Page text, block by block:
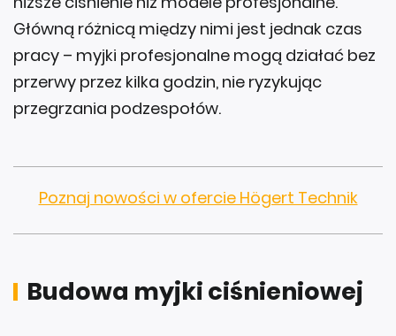
Główną różnicą między nimi jest jednak czas
pracy – myjki profesjonalne mogą działać bez
przerwy przez kilka godzin, nie ryzykując
przegrzania podzespołów.
Poznaj nowości w ofercie Högert Technik
Budowa myjki ciśnieniowej